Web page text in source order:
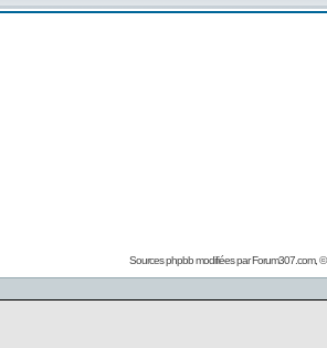
Sources phpbb modifiées parForum307.com, ©